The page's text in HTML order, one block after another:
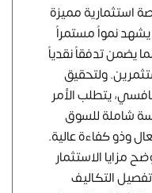
استثمارية مميزة
نمواً مستمراً
يضمن تدفقاً نقدياً
ولتحقيق
يتطلب الأمر
شاملة للسوق
وذو كفاءة عالية.
مزايا الاستثمار
التكاليف